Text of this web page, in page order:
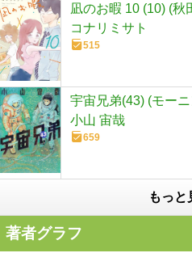
凪のお暇 10 (10) (
コナリミサト
515
宇宙兄弟(43) (モー
小山 宙哉
659
もっと
著者グラフ